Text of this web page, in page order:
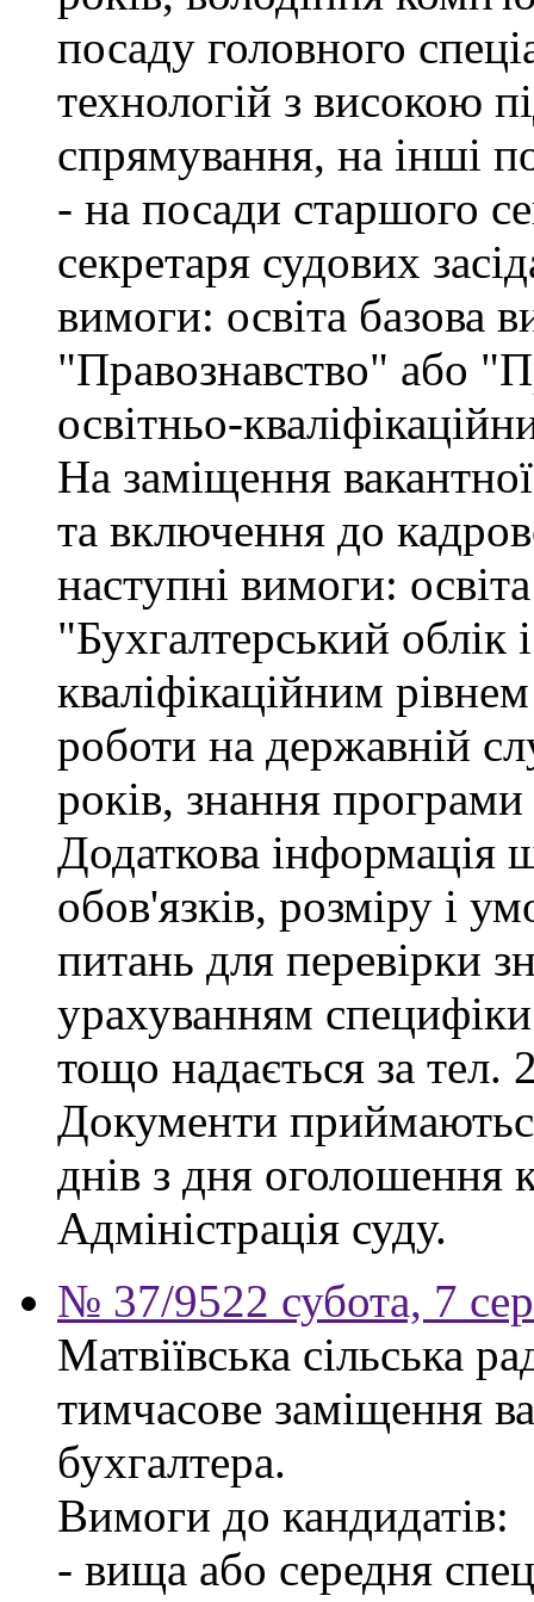
посаду головного
технологій з високою
спрямування, на інші
- на посади старшого
секретаря судових
вимоги: освіта базова
"Правознавство" або
освітньо-
На заміщення
та включення до
наступні вимоги:
"Бухгалтерський облік
кваліфікаційним
роботи на державній
років, знання
Додаткова інформація
обов'язків, розміру і
питань для перевірки
урахуванням
тощо надається за тел.
Документи
днів з дня оголошення
Адміністрація суду.
№ 37/9522 субота, 7
Матвіївська сільська
тимчасове заміщення
бухгалтера.
Вимоги до кандидатів:
- вища або середня